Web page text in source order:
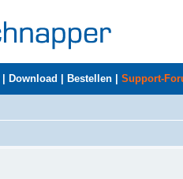
Download Bestellen Support-